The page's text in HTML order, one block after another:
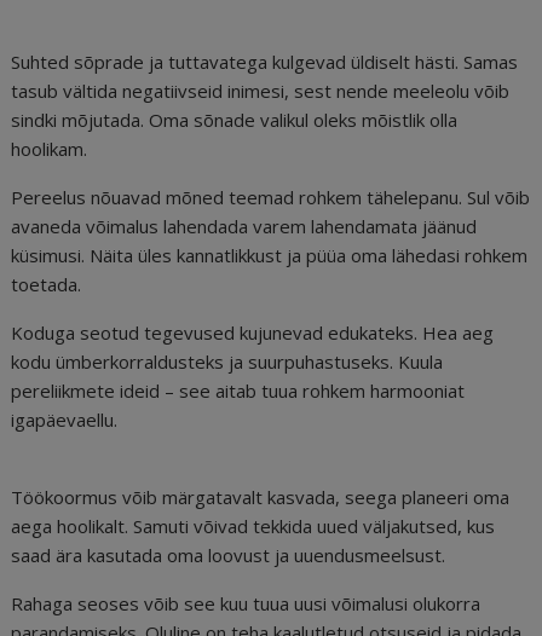
Suhted sõprade ja tuttavatega kulgevad üldiselt hästi. Samas
tasub vältida negatiivseid inimesi, sest nende meeleolu võib
sindki mõjutada. Oma sõnade valikul oleks mõistlik olla
hoolikam.
Pereelus nõuavad mõned teemad rohkem tähelepanu. Sul võib
avaneda võimalus lahendada varem lahendamata jäänud
küsimusi. Näita üles kannatlikkust ja püüa oma lähedasi rohkem
toetada.
Koduga seotud tegevused kujunevad edukateks. Hea aeg
kodu ümberkorraldusteks ja suurpuhastuseks. Kuula
pereliikmete ideid – see aitab tuua rohkem harmooniat
igapäevaellu.
Töökoormus võib märgatavalt kasvada, seega planeeri oma
aega hoolikalt. Samuti võivad tekkida uued väljakutsed, kus
saad ära kasutada oma loovust ja uuendusmeelsust.
Rahaga seoses võib see kuu tuua uusi võimalusi olukorra